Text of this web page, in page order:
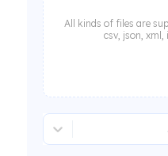
All kinds of files are
csv, json, xml,